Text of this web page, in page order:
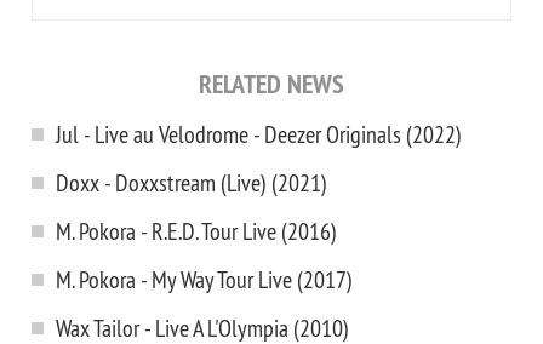
RELATED NEWS
Jul - Live au Velodrome - Deezer Originals (2022)
Doxx - Doxxstream (Live) (2021)
M. Pokora - R.E.D. Tour Live (2016)
M. Pokora - My Way Tour Live (2017)
Wax Tailor - Live A L'Olympia (2010)